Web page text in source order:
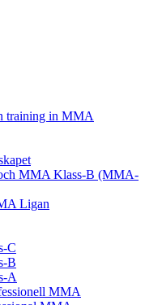
training in MMA
MMA Klass-B (MMA-
Ligan
C
B
A
MMA